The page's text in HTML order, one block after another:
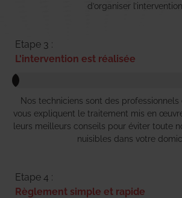
d’organiser l’intervention
Etape 3 :
L'intervention est réalisée
Nos techniciens sont des
vous expliquent le traitement mis en
leurs meilleurs conseils pour éviter toute
nuisibles dans votre
Etape 4 :
Règlement simple et rapide